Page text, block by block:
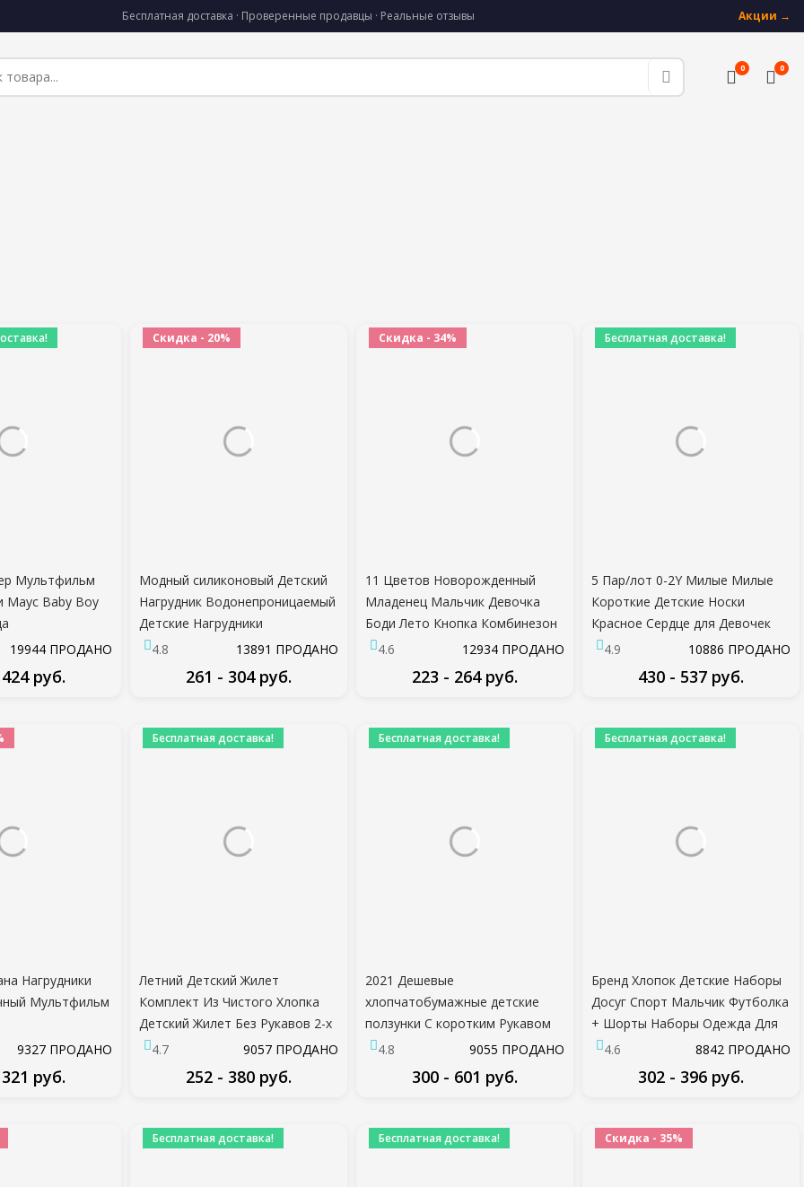
Бесплатная доставка · Проверенные продавцы · Реальные отзывы Акции →
0 0
Мультфильм
Маус Baby Boy
Baby Girl
Одежда Наборы
19944 ПРОДАНО
руб.
Скидка - 20%
Модный силиконовый Детский
Нагрудник Водонепроницаемый
Детские Нагрудники
Новорожденный Кормление
Девочки Регулируемые
4.8 13891 ПРОДАНО
261 - 304 руб.
Скидка - 34%
11 Цветов Новорожденный
Младенец Мальчик Девочка
Боди Лето Кнопка Комбинезон
Полосатый Повседневный Без
Рукавов Спинки Твердые
Наряды Одежда
4.6 12934 ПРОДАНО
223 - 264 руб.
Бесплатная доставка!
5 Пар/лот 0-2Y Милые Милые
Короткие Детские Носки
Красное Сердце для Девочек
Хлопчатобумажная сетка
Милый Новорожденный
Мальчик Малыш Белый Носок
4.9 10886 ПРОДАНО
430 - 537 руб.
Нагрудники
Мультфильм
Детское
С
Фартук
9327 ПРОДАНО
руб.
Бесплатная доставка!
Летний Детский Жилет
Комплект Из Чистого Хлопка
Детский Жилет Без Рукавов 2-х
частей Одежды Мальчик
Комплект Одежды Ребенок
Малыш Одежда Для Мальчика
4.7 9057 ПРОДАНО
252 - 380 руб.
Бесплатная доставка!
2021 Дешевые
хлопчатобумажные детские
ползунки С коротким Рукавом
детская одежда One Piece
Летняя Унисекс Детская
Одежда для девочек и
4.8 9055 ПРОДАНО
300 - 601 руб.
Бесплатная доставка!
Бренд Хлопок Детские Наборы
Досуг Спорт Мальчик Футболка
+ Шорты Наборы Одежда Для
Малышей Одежда Для
4.6 8842 ПРОДАНО
302 - 396 руб.
Бесплатная доставка! Бесплатная доставка! Скидка - 35%